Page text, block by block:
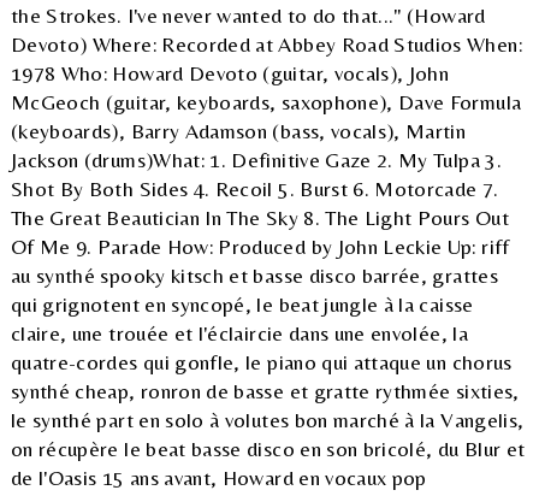
the Strokes. I've never wanted to do that..." (Howard
Devoto) Where: Recorded at Abbey Road Studios When:
1978 Who: Howard Devoto (guitar, vocals), John
McGeoch (guitar, keyboards, saxophone), Dave Formula
(keyboards), Barry Adamson (bass, vocals), Martin
Jackson (drums)What: 1. Definitive Gaze 2. My Tulpa 3.
Shot By Both Sides 4. Recoil 5. Burst 6. Motorcade 7.
The Great Beautician In The Sky 8. The Light Pours Out
Of Me 9. Parade How: Produced by John Leckie Up: riff
au synthé spooky kitsch et basse disco barrée, grattes
qui grignotent en syncopé, le beat jungle à la caisse
claire, une trouée et l'éclaircie dans une envolée, la
quatre-cordes qui gonfle, le piano qui attaque un chorus
synthé cheap, ronron de basse et gratte rythmée sixties,
le synthé part en solo à volutes bon marché à la Vangelis,
on récupère le beat basse disco en son bricolé, du Blur et
de l'Oasis 15 ans avant, Howard en vocaux pop